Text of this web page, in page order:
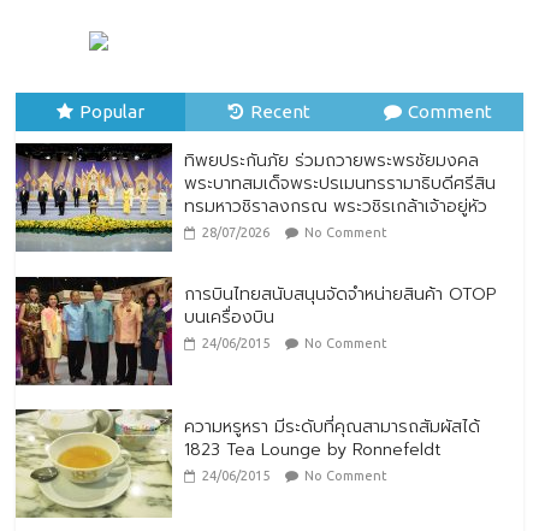
เชิงกลยุทธ์ ยกระดับบริการดิจิทัลและการเข้า
ถึงประกันภัยเพื่อประชาชน
28/07/2026 No Comment
Popular Recent Comment
ทิพยประกันภัย ร่วมถวายพระพรชัยมงคล
พระบาทสมเด็จพระปรเมนทรรามาธิบดีศรีสิน
ทรมหาวชิราลงกรณ พระวชิรเกล้าเจ้าอยู่หัว
28/07/2026 No Comment
การบินไทยสนับสนุนจัดจำหน่ายสินค้า OTOP
บนเครื่องบิน
24/06/2015 No Comment
ความหรูหรา มีระดับที่คุณสามารถสัมผัสได้
1823 Tea Lounge by Ronnefeldt
24/06/2015 No Comment